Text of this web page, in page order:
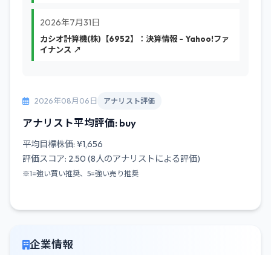
2026年7月31日
カシオ計算機(株)【6952】：決算情報 - Yahoo!ファ
イナンス ↗
2026年08月06日 アナリスト評価
アナリスト平均評価: buy
平均目標株価: ¥1,656
評価スコア: 2.50 (8人のアナリストによる評価)
※1=強い買い推奨、5=強い売り推奨
企業情報